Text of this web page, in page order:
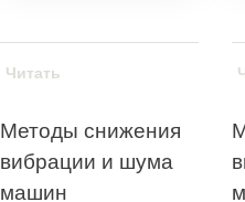
Методы снижения
вибрации и шума
машин
Читать